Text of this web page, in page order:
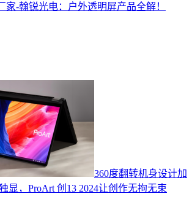
家-翰锐光电：户外透明屏产品全解！
360度翻转机身设计加
显，ProArt 创13 2024让创作无拘无束